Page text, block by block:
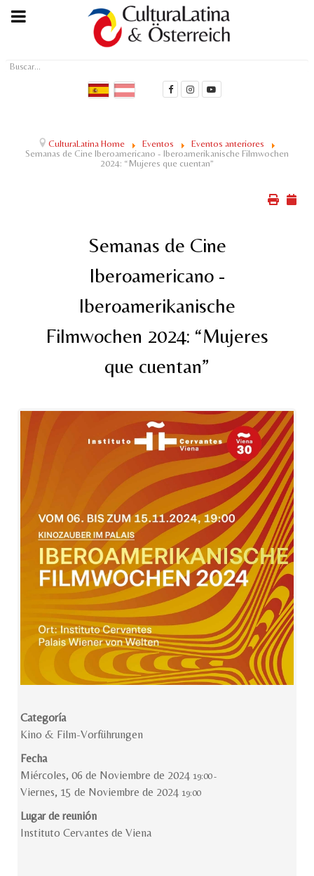
Buscar...
CulturaLatina Home Eventos
Eventos anteriores
Semanas de Cine Iberoamericano - Iberoamerikanische Filmwochen
2024: “Mujeres que cuentan”
Semanas de Cine
Iberoamericano -
Iberoamerikanische
Filmwochen 2024: “Mujeres
que cuentan”
Categoría
Kino & Film-Vorführungen
Fecha
Miércoles, 06 de Noviembre de 2024 19:00-
Viernes, 15 de Noviembre de 2024 19:00
Lugar de reunión
Instituto Cervantes de Viena